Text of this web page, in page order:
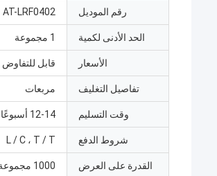
رقم الموديل AT-LRF0402
الحد الأدنى لكمية 1 مجموعة
الأسعار قابل للتفاوض
تفاصيل التغليف مربعات
وقت التسليم 12-14 أسبوعًا
شروط الدفع L / C ، T / T
القدرة على العرض 1000 مجموعة / سنوات